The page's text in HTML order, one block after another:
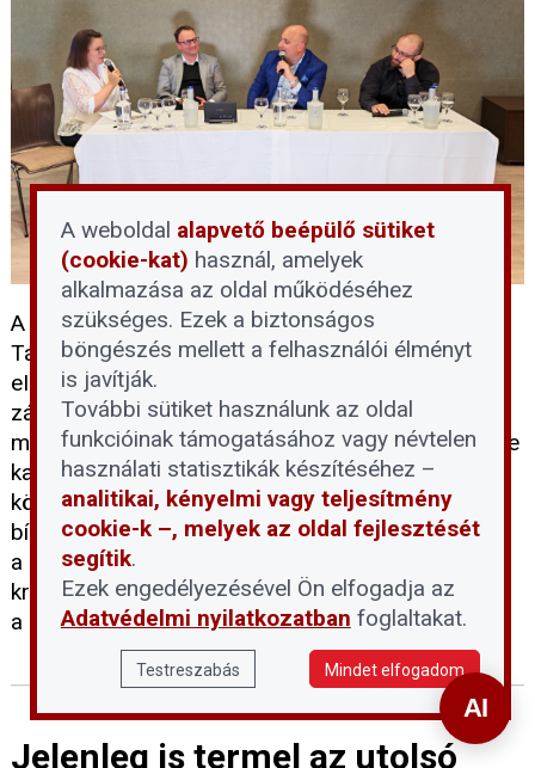
A Magyarországi Ingatlantulajdonosok és
Társasházak Egyesülete (MITOE) által szervezett
eINGATLAN 2026: Jöjjenek a fiatalok! webinar
záró beszélgetése az ingatlanvilág legszigorúbb,
mégis legizgalmasabb területére, a jog útvesztőibe
kalauzolta a nézőket. Egy hibásan összehívott
közgyűlés vagy egy vitatott határozat könnyen
bírósági eljáráshoz vezethet. A beszélgetés során
a szakértők beavatták a nézőket a társasházi
krízishelyzetekbe, és kiderült, miről ismerszik meg
a profi ügyvéd.
Jelenleg is termel az utolsó
A weboldal alapvető beépülő sütiket
(cookie-kat) használ, amelyek
alkalmazása az oldal működéséhez
szükséges. Ezek a biztonságos
böngészés mellett a felhasználói élményt
is javítják.
További sütiket használunk az oldal
funkcióinak támogatásához vagy névtelen
használati statisztikák készítéséhez –
analitikai, kényelmi vagy teljesítmény
cookie-k –, melyek az oldal fejlesztését
segítik.
Ezek engedélyezésével Ön elfogadja az
Adatvédelmi nyilatkozatban foglaltakat.
Testreszabás Mindet elfogadom